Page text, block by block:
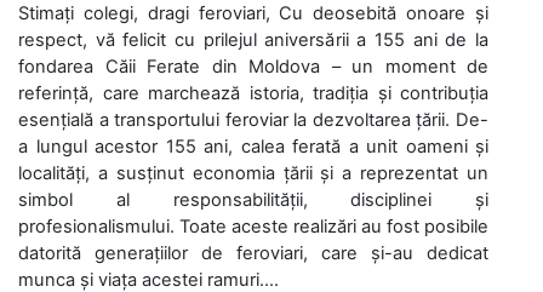
Stimați colegi, dragi feroviari, Cu deosebită onoare și
respect, vă felicit cu prilejul aniversării a 155 ani de la
fondarea Căii Ferate din Moldova – un moment de
referință, care marchează istoria, tradiția și contribuția
esențială a transportului feroviar la dezvoltarea țării. De-
a lungul acestor 155 ani, calea ferată a unit oameni și
localități, a susținut economia țării și a reprezentat un
simbol al responsabilității, disciplinei și
profesionalismului. Toate aceste realizări au fost posibile
datorită generațiilor de feroviari, care și-au dedicat
munca și viața acestei ramuri....